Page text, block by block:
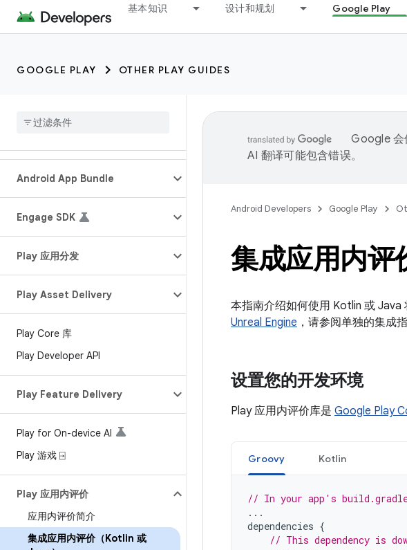
基本知识 设计和规划 Google Play
GOOGLE PLAY OTHER PLAY GUIDES
Android App Bundle
Engage SDK
Play 应用分发
Play Asset Delivery
Play Core 库
Play Developer API
Play Feature Delivery
Play for On-device AI
Play 游戏 ⍈
Play 应用内评价
应用内评价简介
集成应用内评价（Kotlin 或
Google 会
AI 翻译可能包含错误。
Android Developers Google Play
集成应用内评
本指南介绍如何使用 Kotlin 或
Unreal Engine ，请参阅单独的集成指
设置您的开发环境
Play 应用内评价库是 Google Play
Groovy Kotlin
// In your app's
...
dependencies {
// This dependency is